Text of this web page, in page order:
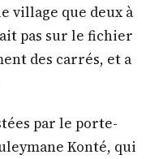
village que deux à
pas sur le fichier
des carrés, et a
par le porte-
Konté, qui